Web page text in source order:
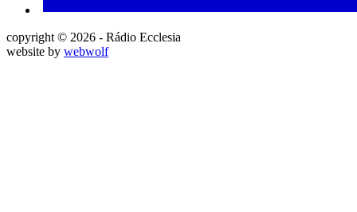
copyright © 2026 - Rádio Ecclesia
website by webwolf